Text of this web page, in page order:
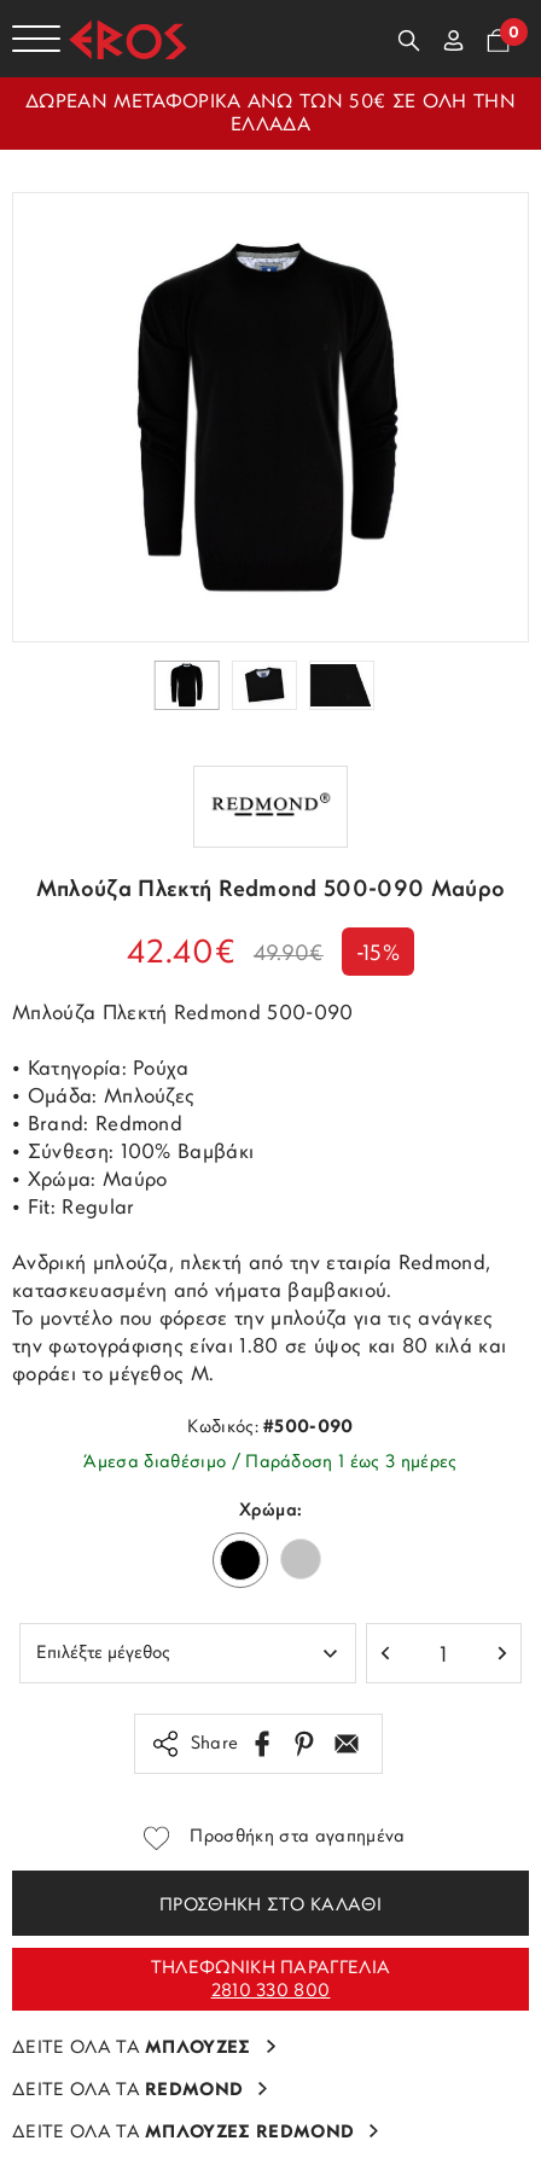
0
ΔΩΡΕΑΝ ΜΕΤΑΦΟΡΙΚΑ ΑΝΩ ΤΩΝ 50€ ΣΕ ΟΛΗ ΤΗΝ
ΕΛΛΑΔΑ
Μπλούζα Πλεκτή Redmond 500-090 Μαύρο
42.40€ 49.90€ -15%
Μπλούζα Πλεκτή Redmond 500-090
• Κατηγορία: Ρούχα
• Ομάδα: Μπλούζες
• Brand: Redmond
• Σύνθεση: 100% Βαμβάκι
• Χρώμα: Μαύρο
• Fit: Regular
Ανδρική μπλούζα, πλεκτή από την εταιρία Redmond,
κατασκευασμένη από νήματα βαμβακιού.
Το μοντέλο που φόρεσε την μπλούζα για τις ανάγκες
την φωτογράφισης είναι 1.80 σε ύψος και 80 κιλά και
φοράει το μέγεθος M.
Κωδικός:#500-090
Άμεσα διαθέσιμο / Παράδοση 1 έως 3 ημέρες
Χρώμα:
Share
Προσθήκη στα αγαπημένα
ΠΡΟΣΘΗΚΗ ΣΤΟ ΚΑΛΑΘΙ
ΤΗΛΕΦΩΝΙΚΗ ΠΑΡΑΓΓΕΛΙΑ
2810 330 800
ΔΕΙΤΕ ΟΛΑ ΤΑΜΠΛΟΥΖΕΣ
ΔΕΙΤΕ ΟΛΑ ΤΑ REDMOND
ΔΕΙΤΕ ΟΛΑ ΤΑΜΠΛΟΥΖΕΣ REDMOND